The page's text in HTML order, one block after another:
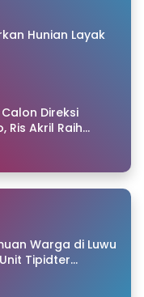
Hunian Layak
Calon Direksi
Ris Akril Raih
Warga di Luwu
Tipidter
Turun Tangan